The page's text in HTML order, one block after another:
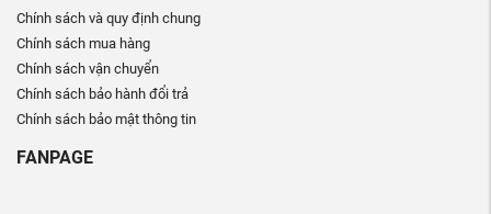
Chính sách và quy định chung
Chính sách mua hàng
Chính sách vận chuyển
Chính sách bảo hành đổi trả
Chính sách bảo mật thông tin
FANPAGE